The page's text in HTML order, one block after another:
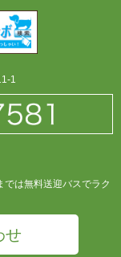
1
は無料送迎バスでラク
せ